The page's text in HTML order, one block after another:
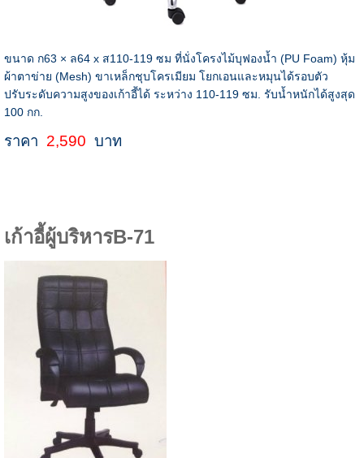
ขนาด ก63 × ล64 x ส110-119 ซม ที่นั่งโครงไม้บุฟองน้ำ (PU Foam) หุ้ม
ผ้าตาข่าย (Mesh) ขาเหล็กชุบโครเมียม โยกเอนและหมุนได้รอบตัว
ปรับระดับความสูงของเก้าอี้ได้ ระหว่าง 110-119 ซม. รับน้ำหนักได้สูงสุด
100 กก.
ราคา 2,590 บาท
เก้าอี้ผู้บริหารB-71